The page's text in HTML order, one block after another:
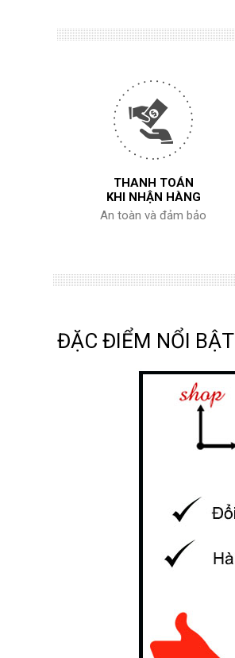
THANH TOÁN
KHI NHẬN HÀNG
An toàn và đảm bảo
ĐẶC ĐIỂM NỔI BẬT